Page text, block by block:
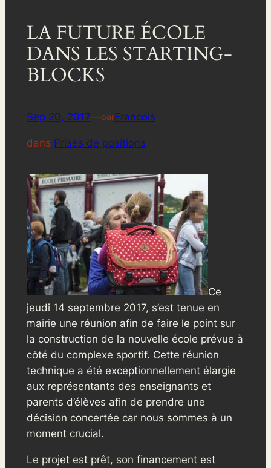
LA FUTURE ÉCOLE
DANS LES STARTING-
BLOCKS
Sep 20, 2017—parFrancois
dans Prises de positions
Ce
jeudi 14 septembre 2017, s’est tenue en
mairie une réunion afin de faire le point sur
la construction de la nouvelle école prévue à
côté du complexe sportif. Cette réunion
technique a été exceptionnellement élargie
aux représentants des enseignants et
parents d’élèves afin de prendre une
décision concertée car nous sommes à un
moment crucial.
Le projet est prêt, son financement est